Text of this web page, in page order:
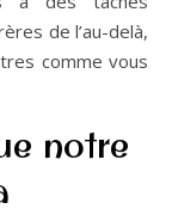
de l’au-delà,
comme vous
notre